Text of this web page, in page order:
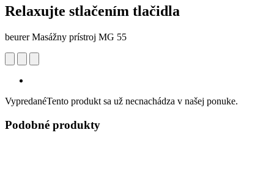
Relaxujte stlačením tlačidla
beurer Masážny prístroj MG 55
VypredanéTento produkt sa už necnachádza v našej ponuke.
Podobné produkty